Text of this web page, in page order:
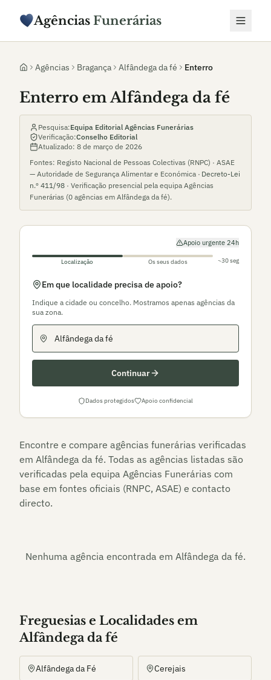
Agências Funerárias
Agências Bragança Alfândega da fé Enterro
Enterro em Alfândega da fé
Pesquisa:Equipa Editorial Agências Funerárias
Verificação:Conselho Editorial
Atualizado: 8 de março de 2026
Fontes: Registo Nacional de Pessoas Colectivas (RNPC) · ASAE
— Autoridade de Segurança Alimentar e Económica · Decreto-Lei
n.º 411/98 · Verificação presencial pela equipa Agências
Funerárias (0 agências em Alfândega da fé).
Apoio urgente 24h
Localização Os seus dados ~30 seg
Em que localidade precisa de apoio?
Indique a cidade ou concelho. Mostramos apenas agências da
sua zona.
Continuar
Dados protegidos Apoio confidencial
Encontre e compare agências funerárias verificadas
em Alfândega da fé. Todas as agências listadas são
verificadas pela equipa Agências Funerárias com
base em fontes oficiais (RNPC, ASAE) e contacto
directo.
Nenhuma agência encontrada em Alfândega da fé.
Freguesias e Localidades em
Alfândega da fé
Alfândega da Fé Cerejais